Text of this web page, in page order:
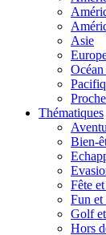
Asie
Thématiques
Bien-
Fête
Fun et
Golf
Hors